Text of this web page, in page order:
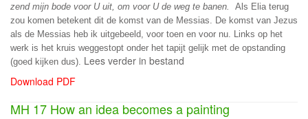
zend mijn bode voor U uit, om voor U de weg te banen.
Als Elia terug
zou komen betekent dit de komst van de Messias. De komst van Jezus
als de Messias heb ik uitgebeeld, voor toen en voor nu. Links op het
werk is het kruis weggestopt onder het tapijt gelijk met de opstanding
(goed kijken dus). Lees verder in bestand
Download PDF
MH 17 How an idea becomes a painting